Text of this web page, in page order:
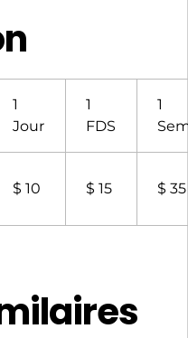
1
Jour
1
FDS
1
$ 10 $ 15 $ 35